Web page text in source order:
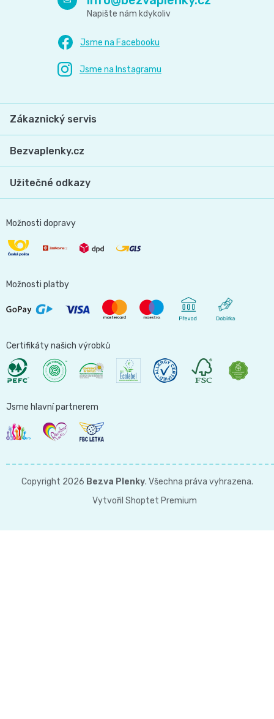
Zákaznický servis
Bezvaplenky.cz
Užitečné odkazy
Možnosti dopravy
Možnosti platby
Certifikáty našich výrobků
Jsme hlavní partnerem
Vytvořil Shoptet Premium
Copyright 2026 Bezva Plenky. Všechna práva vyhrazena.